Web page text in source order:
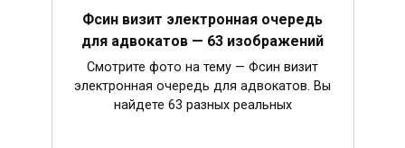
Фсин визит электронная очередь
для адвокатов — 63 изображений
Смотрите фото на тему — Фсин визит
электронная очередь для адвокатов. Вы
найдете 63 разных реальных